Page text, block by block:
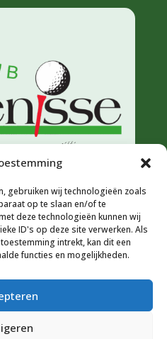
gebruiken wij technologieën zoals
op te slaan en/of te
deze technologieën kunnen wij
ID's op deze site verwerken. Als
intrekt, kan dit een
functies en mogelijkheden.